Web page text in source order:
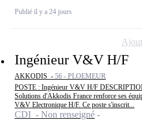
Publié il y a 24 jours
Ingénieur V&V H/F
AKKODIS - 56 - PLOEMEUR
POSTE : Ingénieur V&V H/F
Solutions d'Akkodis France renforce ses
V&V Electronique H/F. Ce poste s'inscrit...
CDI - Non renseigné